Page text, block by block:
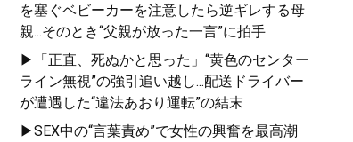
を塞ぐベビーカーを注意したら逆ギレする母
親...そのとき“父親が放った一言”に拍手
▶「正直、死ぬかと思った」“黄色のセンター
ライン無視”の強引追い越し...配送ドライバー
が遭遇した“違法あおり運転”の結末
▶SEX中の“言葉責め”で女性の興奮を最高潮